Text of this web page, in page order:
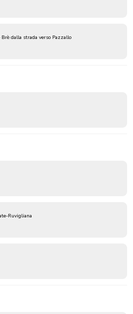
dalla strada verso Pazzallo
Ruvigliana